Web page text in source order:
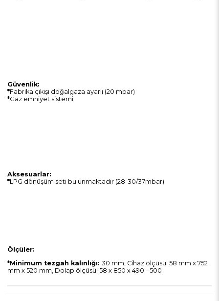
Güvenlik:
*Fabrika çıkışı doğalgaza ayarlı (20 mbar)
*Gaz emniyet sistemi
Aksesuarlar:
*LPG dönüşüm seti bulunmaktadır (28-30/37mbar)
Ölçüler:
*Minimum tezgah kalınlığı: 30 mm, Cihaz ölçüsü: 58 mm x 752
mm x 520 mm, Dolap ölçüsü: 58 x 850 x 490 - 500